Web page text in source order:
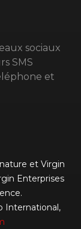
sociaux
SMS
et
et Virgin
Enterprises
International,